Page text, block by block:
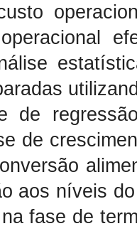
de
de
aos níveis
fase de